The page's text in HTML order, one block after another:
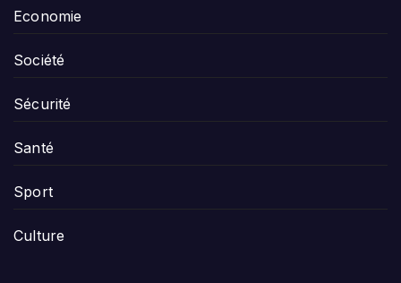
Economie
Société
Sécurité
Santé
Sport
Culture